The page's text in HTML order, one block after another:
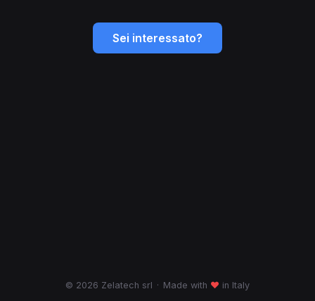
Sei interessato?
© 2026 Zelatech srl · Made with ♥ in Italy